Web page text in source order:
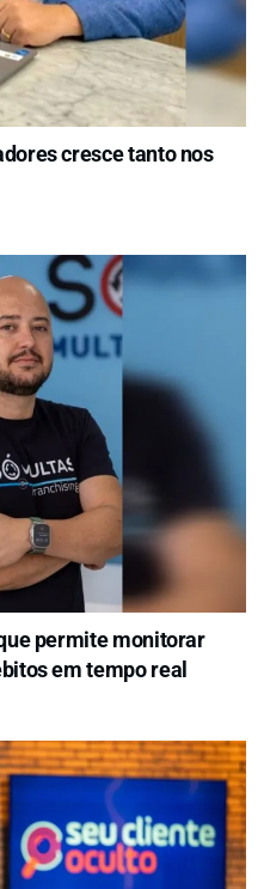
cresce tanto nos
permite monitorar
em tempo real